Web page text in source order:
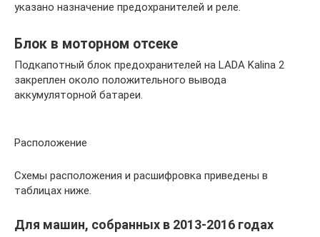
указано назначение предохранителей и реле.
Блок в моторном отсеке
Подкапотный блок предохранителей на LADA Kalina 2
закреплен около положительного вывода
аккумуляторной батареи.
Расположение
Схемы расположения и расшифровка приведены в
таблицах ниже.
Для машин, собранных в 2013-2016 годах